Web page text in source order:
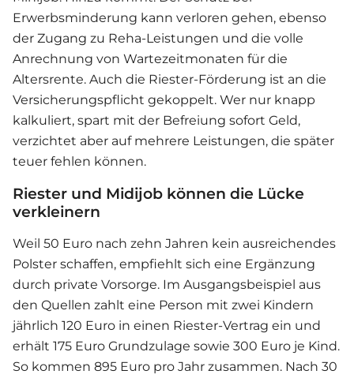
Erwerbsminderung kann verloren gehen, ebenso
der Zugang zu Reha-Leistungen und die volle
Anrechnung von Wartezeitmonaten für die
Altersrente. Auch die Riester-Förderung ist an die
Versicherungspflicht gekoppelt. Wer nur knapp
kalkuliert, spart mit der Befreiung sofort Geld,
verzichtet aber auf mehrere Leistungen, die später
teuer fehlen können.
Riester und Midijob können die Lücke
verkleinern
Weil 50 Euro nach zehn Jahren kein ausreichendes
Polster schaffen, empfiehlt sich eine Ergänzung
durch private Vorsorge. Im Ausgangsbeispiel aus
den Quellen zahlt eine Person mit zwei Kindern
jährlich 120 Euro in einen Riester-Vertrag ein und
erhält 175 Euro Grundzulage sowie 300 Euro je Kind.
So kommen 895 Euro pro Jahr zusammen. Nach 30